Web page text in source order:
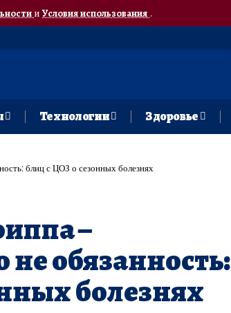
и Условия использования.
Технологии Здоровье
блиц с ЦОЗ о сезонных болезнях
–
обязанность:
болезнях